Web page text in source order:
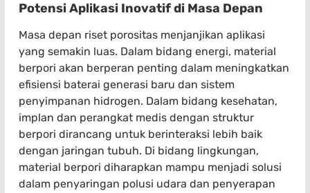
Potensi Aplikasi Inovatif di Masa Depan
Masa depan riset porositas menjanjikan aplikasi
yang semakin luas. Dalam bidang energi, material
berpori akan berperan penting dalam meningkatkan
efisiensi baterai generasi baru dan sistem
penyimpanan hidrogen. Dalam bidang kesehatan,
implan dan perangkat medis dengan struktur
berpori dirancang untuk berinteraksi lebih baik
dengan jaringan tubuh. Di bidang lingkungan,
material berpori diharapkan mampu menjadi solusi
dalam penyaringan polusi udara dan penyerapan